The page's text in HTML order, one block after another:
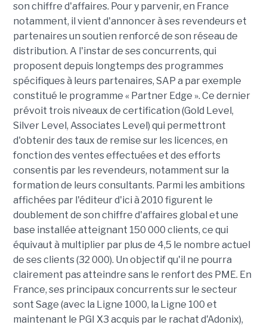
son chiffre d'affaires. Pour y parvenir, en France
notamment, il vient d'annoncer à ses revendeurs et
partenaires un soutien renforcé de son réseau de
distribution. A l'instar de ses concurrents, qui
proposent depuis longtemps des programmes
spécifiques à leurs partenaires, SAP a par exemple
constitué le programme « Partner Edge ». Ce dernier
prévoit trois niveaux de certification (Gold Level,
Silver Level, Associates Level) qui permettront
d'obtenir des taux de remise sur les licences, en
fonction des ventes effectuées et des efforts
consentis par les revendeurs, notamment sur la
formation de leurs consultants. Parmi les ambitions
affichées par l'éditeur d'ici à 2010 figurent le
doublement de son chiffre d'affaires global et une
base installée atteignant 150 000 clients, ce qui
équivaut à multiplier par plus de 4,5 le nombre actuel
de ses clients (32 000). Un objectif qu'il ne pourra
clairement pas atteindre sans le renfort des PME. En
France, ses principaux concurrents sur le secteur
sont Sage (avec la Ligne 1000, la Ligne 100 et
maintenant le PGI X3 acquis par le rachat d'Adonix),